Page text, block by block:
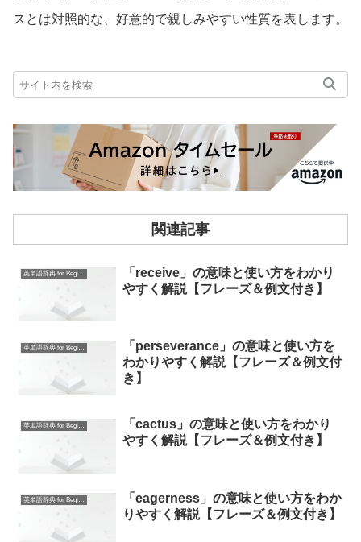
スとは対照的な、好意的で親しみやすい性質を表します。
関連記事
英単語辞典 for Beginners
「receive」の意味と使い方をわかり
やすく解説【フレーズ＆例文付き】
英単語辞典 for Beginners
「perseverance」の意味と使い方を
わかりやすく解説【フレーズ＆例文付
き】
英単語辞典 for Beginners
「cactus」の意味と使い方をわかり
やすく解説【フレーズ＆例文付き】
英単語辞典 for Beginners
「eagerness」の意味と使い方をわか
りやすく解説【フレーズ＆例文付き】